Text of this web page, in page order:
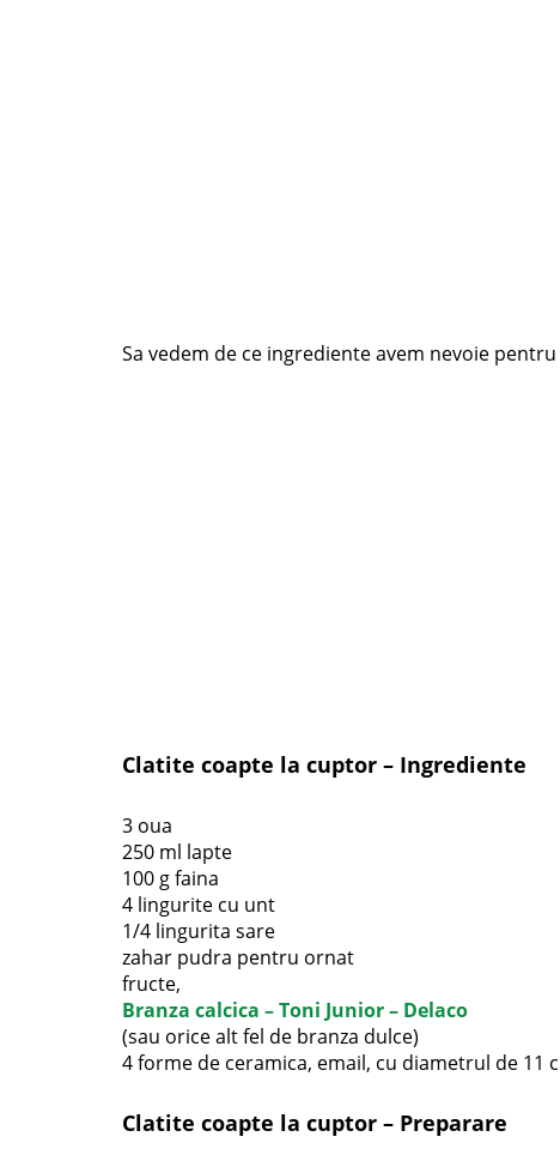
Sa vedem de ce ingrediente avem nevoie
Clatite coapte la cuptor – Ingrediente
3 oua
250 ml lapte
100 g faina
4 lingurite cu unt
1/4 lingurita sare
zahar pudra pentru ornat
fructe,
Branza calcica – Toni Junior – Delaco
(sau orice alt fel de branza dulce)
4 forme de ceramica, email, cu diametrul de 11
Clatite coapte la cuptor – Preparare